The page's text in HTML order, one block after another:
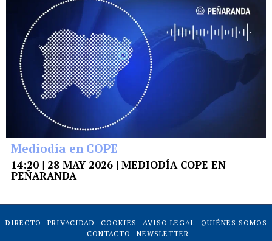
Mediodía en COPE
14:20 | 28 MAY 2026 | MEDIODÍA COPE EN
PEÑARANDA
DIRECTO PRIVACIDAD COOKIES AVISO LEGAL
QUIÉNES SOMOS
CONTACTO
NEWSLETTER